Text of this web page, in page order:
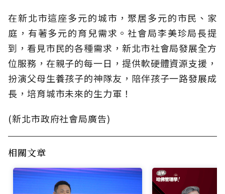
在新北市這座多元的城市，聚居多元的市民、家
庭，有著多元的育兒需求。社會局李美珍局長提
到，看見市民的各種需求，新北市社會局發展全方
位服務，在親子的每一日，提供軟硬體資源支援，
扮演父母生養孩子的神隊友，陪伴孩子一路發展成
長，培育城市未來的生力軍！
(新北市政府社會局廣告)
相關文章